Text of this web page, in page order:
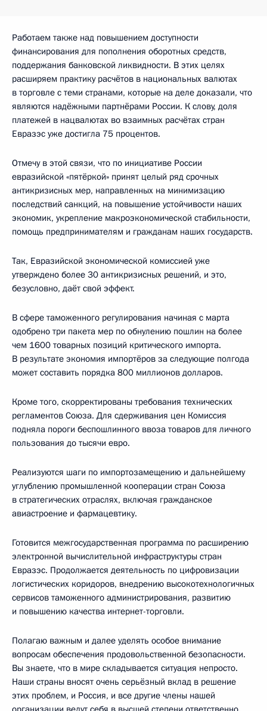
Работаем также над повышением доступности
финансирования для пополнения оборотных средств,
поддержания банковской ликвидности. В этих целях
расширяем практику расчётов в национальных валютах
в торговле с теми странами, которые на деле доказали, что
являются надёжными партнёрами России. К слову, доля
платежей в нацвалютах во взаимных расчётах стран
Евразэс уже достигла 75 процентов.
Отмечу в этой связи, что по инициативе России
евразийской «пятёркой» принят целый ряд срочных
антикризисных мер, направленных на минимизацию
последствий санкций, на повышение устойчивости наших
экономик, укрепление макроэкономической стабильности,
помощь предпринимателям и гражданам наших государств.
Так, Евразийской экономической комиссией уже
утверждено более 30 антикризисных решений, и это,
безусловно, даёт свой эффект.
В сфере таможенного регулирования начиная с марта
одобрено три пакета мер по обнулению пошлин на более
чем 1600 товарных позиций критического импорта.
В результате экономия импортёров за следующие полгода
может составить порядка 800 миллионов долларов.
Кроме того, скорректированы требования технических
регламентов Союза. Для сдерживания цен Комиссия
подняла пороги беспошлинного ввоза товаров для личного
пользования до тысячи евро.
Реализуются шаги по импортозамещению и дальнейшему
углублению промышленной кооперации стран Союза
в стратегических отраслях, включая гражданское
авиастроение и фармацевтику.
Готовится межгосударственная программа по расширению
электронной вычислительной инфраструктуры стран
Евразэс. Продолжается деятельность по цифровизации
логистических коридоров, внедрению высокотехнологичных
сервисов таможенного администрирования, развитию
и повышению качества интернет-торговли.
Полагаю важным и далее уделять особое внимание
вопросам обеспечения продовольственной безопасности.
Вы знаете, что в мире складывается ситуация непросто.
Наши страны вносят очень серьёзный вклад в решение
этих проблем, и Россия, и все другие члены нашей